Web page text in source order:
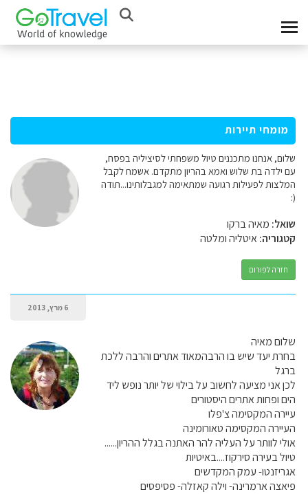
מומחי תיירות
שלום, אנחנו מתכננים טיול משפחתי לסיציליה בפסח,
עם ילדה בת שלוש ואמא בהריון מתקדם. אשמח לקבל
המלצות לפעילות רגועה שמתאימה למגבלותינו...תודה
(:
שואל: מאיה ברקו
קטגוריה:איטליה ומלטה
חזרה לפורום
6 מרץ, 2013
שלום מאיה
בחרת יעד שיש בו הרבהמאוד אתרים והרבה ללכת
ברגל
לכן אני מציעה לחשוב על בילוי של יותר נופש ליד
הים ופחות אתרים היסטורים
עיירה המקסימה צ'פלו
העיירה המקסימה טאורומינה
אולי לוותר על העליה להר האתנה בגלל ההריון......
טיול בעירה סירקוז....באיטיות
אגריזנטו- עמק המקדשים
פיאצה ארמרינה- וילה קאזלה- פסיפסים